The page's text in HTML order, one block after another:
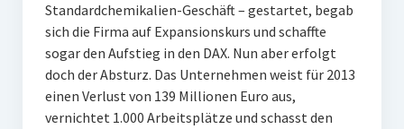
Standardchemikalien-Geschäft – gestartet, begab
sich die Firma auf Expansionskurs und schaffte
sogar den Aufstieg in den DAX. Nun aber erfolgt
doch der Absturz. Das Unternehmen weist für 2013
einen Verlust von 139 Millionen Euro aus,
vernichtet 1.000 Arbeitsplätze und schasst den